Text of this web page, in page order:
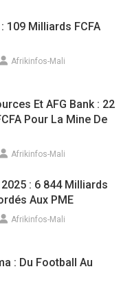
109 Milliards FCFA
Afrikinfos-Mali
Et AFG Bank : 22
Pour La Mine De
Afrikinfos-Mali
2025 : 6 844 Milliards
Aux PME
Afrikinfos-Mali
: Du Football Au